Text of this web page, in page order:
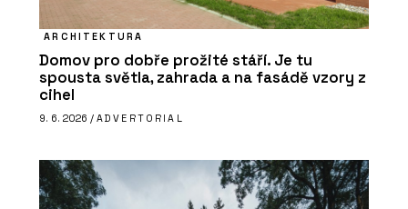
ARCHITEKTURA
Domov pro dobře prožité stáří. Je tu
spousta světla, zahrada a na fasádě vzory z
cihel
9. 6. 2026 / ADVERTORIAL